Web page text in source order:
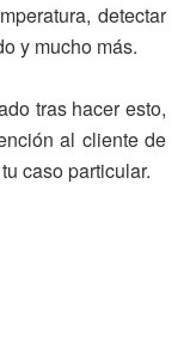
detectar
y mucho más.
tras hacer esto,
al cliente de
caso particular.